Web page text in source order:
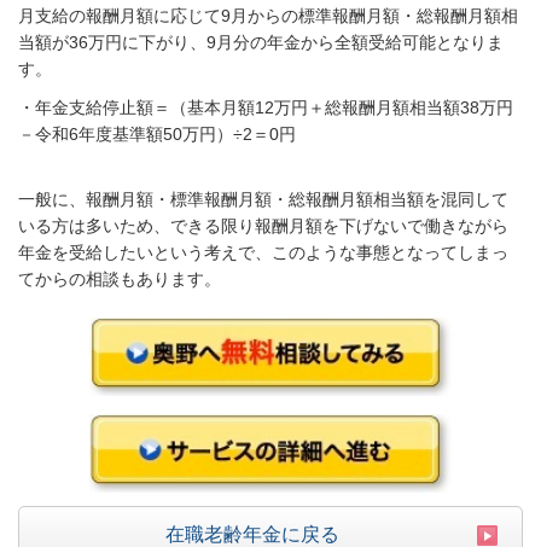
月支給の報酬月額に応じて9 月からの標準報酬月額・総報酬月額相
当額が36万円に下がり、 9 月分の年金から全額受給可能となりま
す。
・年金支給停止額＝（基本月額12万円＋総報酬月額相当額38万円
－令和6年度基準額50万円） ÷2 ＝0円
一般に、報酬月額・標準報酬月額・総報酬月額相当額を混同して
いる方は多いため、できる限り報酬月額を下げないで働きながら
年金を受給したいという考えで、このような事態となってしまっ
てからの相談もあります。
在職老齢年金に戻る